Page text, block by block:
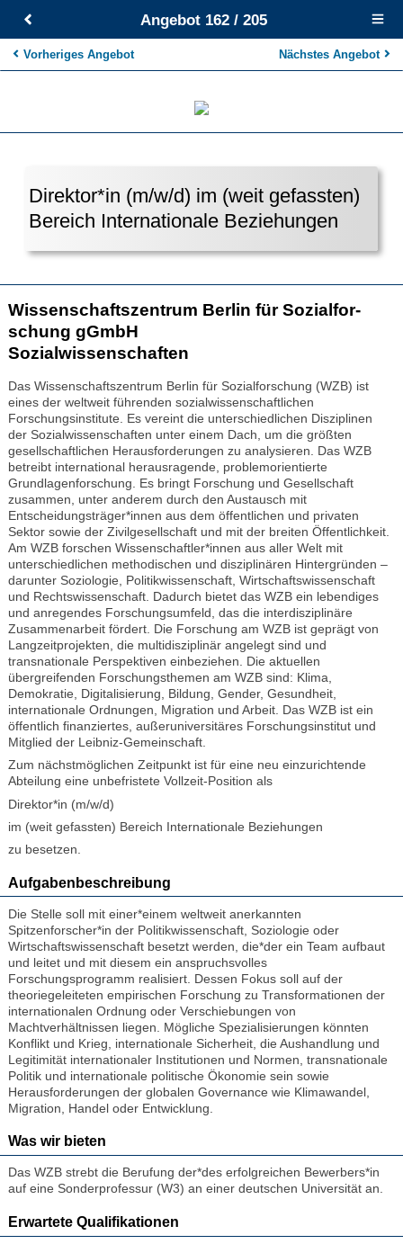
Angebot 162 / 205
Open
menu
Vorheriges Angebot Nächstes Angebot
Direktor*in (m/w/d) im (weit gefassten)
Bereich Internationale Beziehungen
Wis­sen­schafts­zen­trum Ber­lin für Sozi­al­for­
schung gGmbH
Sozialwissenschaften
Das Wissenschaftszentrum Berlin für Sozialforschung (WZB) ist
eines der weltweit führenden sozialwissenschaftlichen
Forschungsinstitute. Es vereint die unterschiedlichen Disziplinen
der Sozialwissenschaften unter einem Dach, um die größten
gesellschaftlichen Herausforderungen zu analysieren. Das WZB
betreibt international herausragende, problemorientierte
Grundlagenforschung. Es bringt Forschung und Gesellschaft
zusammen, unter anderem durch den Austausch mit
Entscheidungsträger*innen aus dem öffentlichen und privaten
Sektor sowie der Zivilgesellschaft und mit der breiten Öffentlichkeit.
Am WZB forschen Wissenschaftler*innen aus aller Welt mit
unterschiedlichen methodischen und disziplinären Hintergründen –
darunter Soziologie, Politikwissenschaft, Wirtschaftswissenschaft
und Rechtswissenschaft. Dadurch bietet das WZB ein lebendiges
und anregendes Forschungsumfeld, das die interdisziplinäre
Zusammenarbeit fördert. Die Forschung am WZB ist geprägt von
Langzeitprojekten, die multidisziplinär angelegt sind und
transnationale Perspektiven einbeziehen. Die aktuellen
übergreifenden Forschungsthemen am WZB sind: Klima,
Demokratie, Digitalisierung, Bildung, Gender, Gesundheit,
internationale Ordnungen, Migration und Arbeit. Das WZB ist ein
öffentlich finanziertes, außeruniversitäres Forschungsinstitut und
Mitglied der Leibniz-Gemeinschaft.
Zum nächstmöglichen Zeitpunkt ist für eine neu einzurichtende
Abteilung eine unbefristete Vollzeit-Position als
Direktor*in (m/w/d)
im (weit gefassten) Bereich Internationale Beziehungen
zu besetzen.
Aufgabenbeschreibung
Die Stelle soll mit einer*einem weltweit anerkannten
Spitzenforscher*in der Politikwissenschaft, Soziologie oder
Wirtschaftswissenschaft besetzt werden, die*der ein Team aufbaut
und leitet und mit diesem ein anspruchsvolles
Forschungsprogramm realisiert. Dessen Fokus soll auf der
theoriegeleiteten empirischen Forschung zu Transformationen der
internationalen Ordnung oder Verschiebungen von
Machtverhältnissen liegen. Mögliche Spezialisierungen könnten
Konflikt und Krieg, internationale Sicherheit, die Aushandlung und
Legitimität internationaler Institutionen und Normen, transnationale
Politik und internationale politische Ökonomie sein sowie
Herausforderungen der globalen Governance wie Klimawandel,
Migration, Handel oder Entwicklung.
Was wir bieten
Das WZB strebt die Berufung der*des erfolgreichen Bewerbers*in
auf eine Sonderprofessur (W3) an einer deutschen Universität an.
Erwartete Qualifikationen